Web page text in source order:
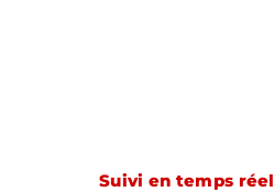
Suivi en temps réel